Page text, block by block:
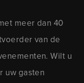
meer dan 40
van de
Wilt u
uw gasten